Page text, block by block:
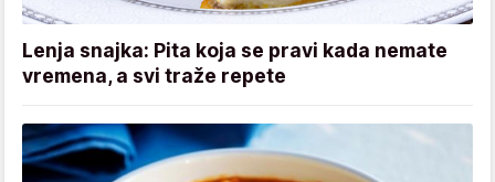
Lenja snajka: Pita koja se pravi kada nemate
vremena, a svi traže repete